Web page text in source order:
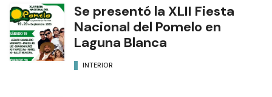
Se presentó la XLII Fiesta
Nacional del Pomelo en
Laguna Blanca
INTERIOR